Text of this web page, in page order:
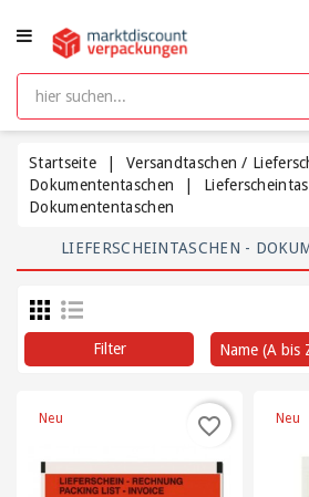
Aufbewahrungsboxen
kunststoff
mit
Deckel
Beutel
Bürobedarf
Füllmaterial
Polsterung
Packpapier
Startseite
Versandtaschen /
Dokumententaschen
Dokumententaschen
LIEFERSCHEINTASCHEN -
Filter Name (A bis
Neu favorite_border Neu